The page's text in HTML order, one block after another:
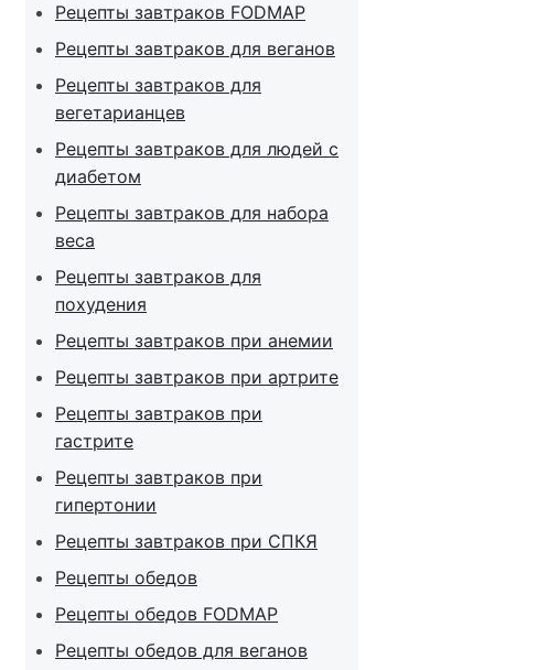
Рецепты завтраков FODMAP
Рецепты завтраков для веганов
Рецепты завтраков для
вегетарианцев
Рецепты завтраков для людей с
диабетом
Рецепты завтраков для набора
веса
Рецепты завтраков для
похудения
Рецепты завтраков при анемии
Рецепты завтраков при артрите
Рецепты завтраков при
гастрите
Рецепты завтраков при
гипертонии
Рецепты завтраков при СПКЯ
Рецепты обедов
Рецепты обедов FODMAP
Рецепты обедов для веганов